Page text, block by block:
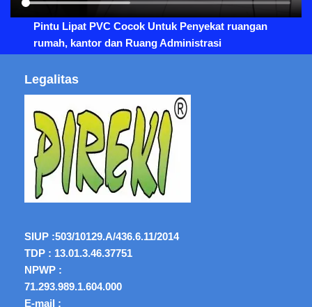
Pintu Lipat PVC Cocok Untuk Penyekat ruangan
rumah, kantor dan Ruang Administrasi
Legalitas
SIUP :503/10129.A/436.6.11/2014
TDP : 13.01.3.46.37751
NPWP :
71.293.989.1.604.000
E-mail :